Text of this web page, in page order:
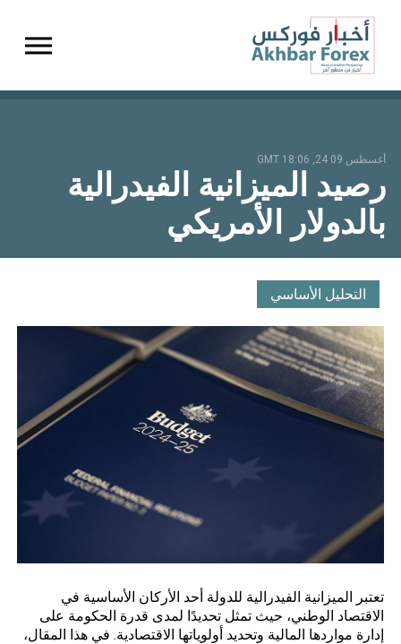
أغسطس 09 24, 18:06 GMT
رصيد الميزانية الفيدرالية
بالدولار الأمريكي
التحليل الأساسي
تعتبر الميزانية الفيدرالية للدولة أحد الأركان الأساسية في
الاقتصاد الوطني، حيث تمثل تحديدًا لمدى قدرة الحكومة على
إدارة مواردها المالية وتحديد أولوياتها الاقتصادية. في هذا المقال،